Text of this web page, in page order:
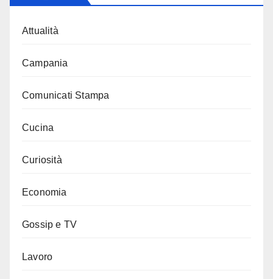
Attualità
Campania
Comunicati Stampa
Cucina
Curiosità
Economia
Gossip e TV
Lavoro